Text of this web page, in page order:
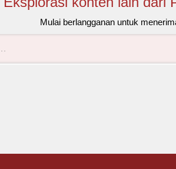
Mulai berlangganan untuk